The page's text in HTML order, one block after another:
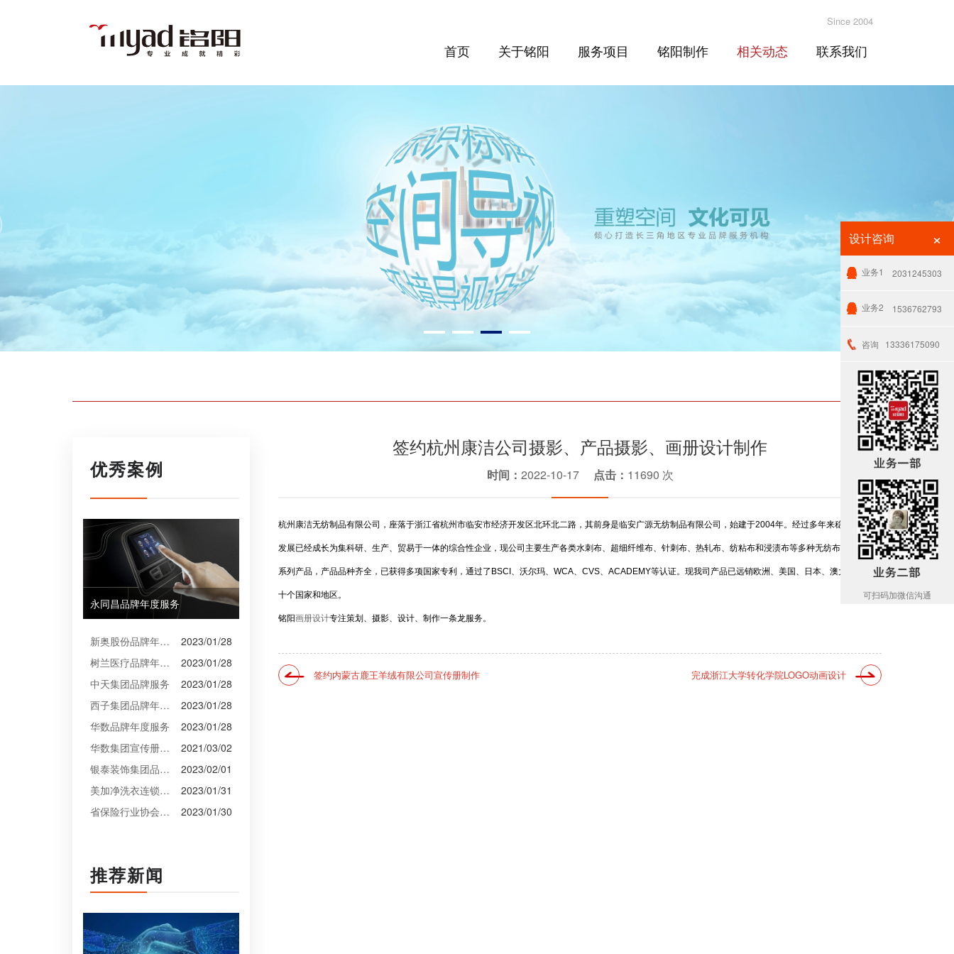
Since 2004
首页 关于铭阳 服务项目 铭阳制作 相关动态 联系我们
签约杭州康洁公司摄影、产品摄影、画册设计制作
时间： 2022-10-17 点击： 11690 次
杭州康洁无纺制品有限公司，座落于浙江省杭州市临安市经济开发区北环北二路，其前身是临安广源无纺制品有限公司，始建于2004年。经过多年来稳健快速的
发展已经成长为集科研、生产、贸易于一体的综合性企业，现公司主要生产各类水刺布、超细纤维布、针刺布、热轧布、纺粘布和浸渍布等多种无纺布的深加工
系列产品，产品品种齐全，已获得多项国家专利，通过了BSCI、沃尔玛、WCA、CVS、ACADEMY等认证。现我司产品已远销欧洲、美国、日本、澳大利亚等数
十个国家和地区。
铭阳画册设计专注策划、摄影、设计、制作一条龙服务。
签约内蒙古鹿王羊绒有限公司宣传册制作 完成浙江大学转化学院LOGO动画设计
优秀案例
永同昌品牌年度服务
2023/01/28
新奥股份品牌年度服务
2023/01/28
树兰医疗品牌年度服务
2023/01/28
中天集团品牌服务
2023/01/28
西子集团品牌年度服务
2023/01/28
华数品牌年度服务
2021/03/02
华数集团宣传册设计
2023/02/01
银泰装饰集团品牌升级设计
2023/01/31
美加净洗衣连锁VI设计
2023/01/30
省保险行业协会VI设计
推荐新闻
设计咨询 ×
业务1 2031245303
业务2 1536762793
咨询 13336175090
可扫码加微信沟通